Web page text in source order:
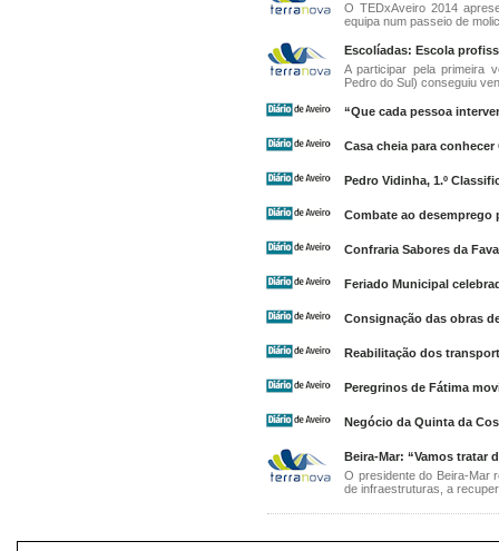
O TEDxAveiro 2014
equipa num passeio de
Escolíadas: Escola
A participar pela primeira
Pedro do Sul) conseguiu
“Que cada pessoa
Casa cheia para
Pedro Vidinha, 1.º
Combate ao desemprego
Confraria Sabores da
Feriado Municipal
Consignação das obras
Reabilitação dos
Peregrinos de Fátima
Negócio da Quinta da
Beira-Mar: “Vamos tratar
O presidente do Beira-Mar
de infraestruturas, a